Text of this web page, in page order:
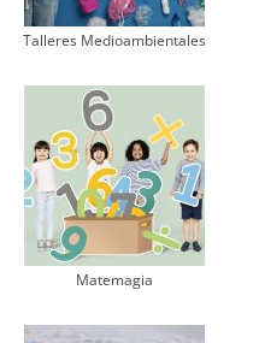
Talleres Medioambientales
Matemagia